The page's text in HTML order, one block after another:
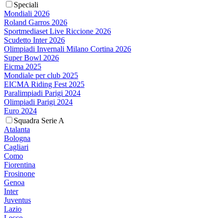
Speciali
Mondiali 2026
Roland Garros 2026
Sportmediaset Live Riccione 2026
Scudetto Inter 2026
Olimpiadi Invernali Milano Cortina 2026
Super Bowl 2026
Eicma 2025
Mondiale per club 2025
EICMA Riding Fest 2025
Paralimpiadi Parigi 2024
Olimpiadi Parigi 2024
Euro 2024
Squadra Serie A
Atalanta
Bologna
Cagliari
Como
Fiorentina
Frosinone
Genoa
Inter
Juventus
Lazio